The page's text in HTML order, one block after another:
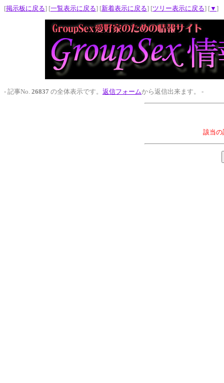
[掲示板に戻る] [一覧表示に戻る] [新着表示に戻る] [ツリー表示に戻る] [▼ ]
- 記事No. 26837 の全体表示です。 返信フォームから返信出来ます。 -
該当の